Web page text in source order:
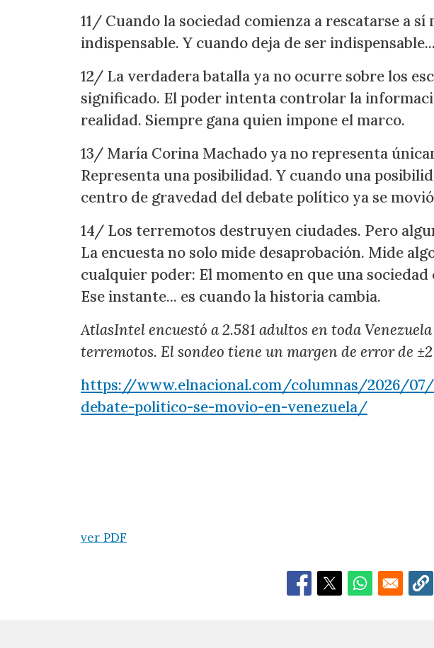
11/ Cuando la sociedad comienza a rescatarse a sí
indispensable. Y cuando deja de ser
12/ La verdadera batalla ya no ocurre sobre los
significado. El poder intenta controlar la
realidad. Siempre gana quien impone el marco.
13/ María Corina Machado ya no representa
Representa una posibilidad. Y cuando una
centro de gravedad del debate político ya se
14/ Los terremotos destruyen ciudades. Pero
La encuesta no solo mide desaprobación. Mide
cualquier poder: El momento en que una
Ese instante... es cuando la historia cambia.
AtlasIntel encuestó a 2.581 adultos en toda
terremotos. El sondeo tiene un margen de error de
https://www.elnacional.com/columnas/2026/
debate-politico-se-movio-en-venezuela/
ver PDF